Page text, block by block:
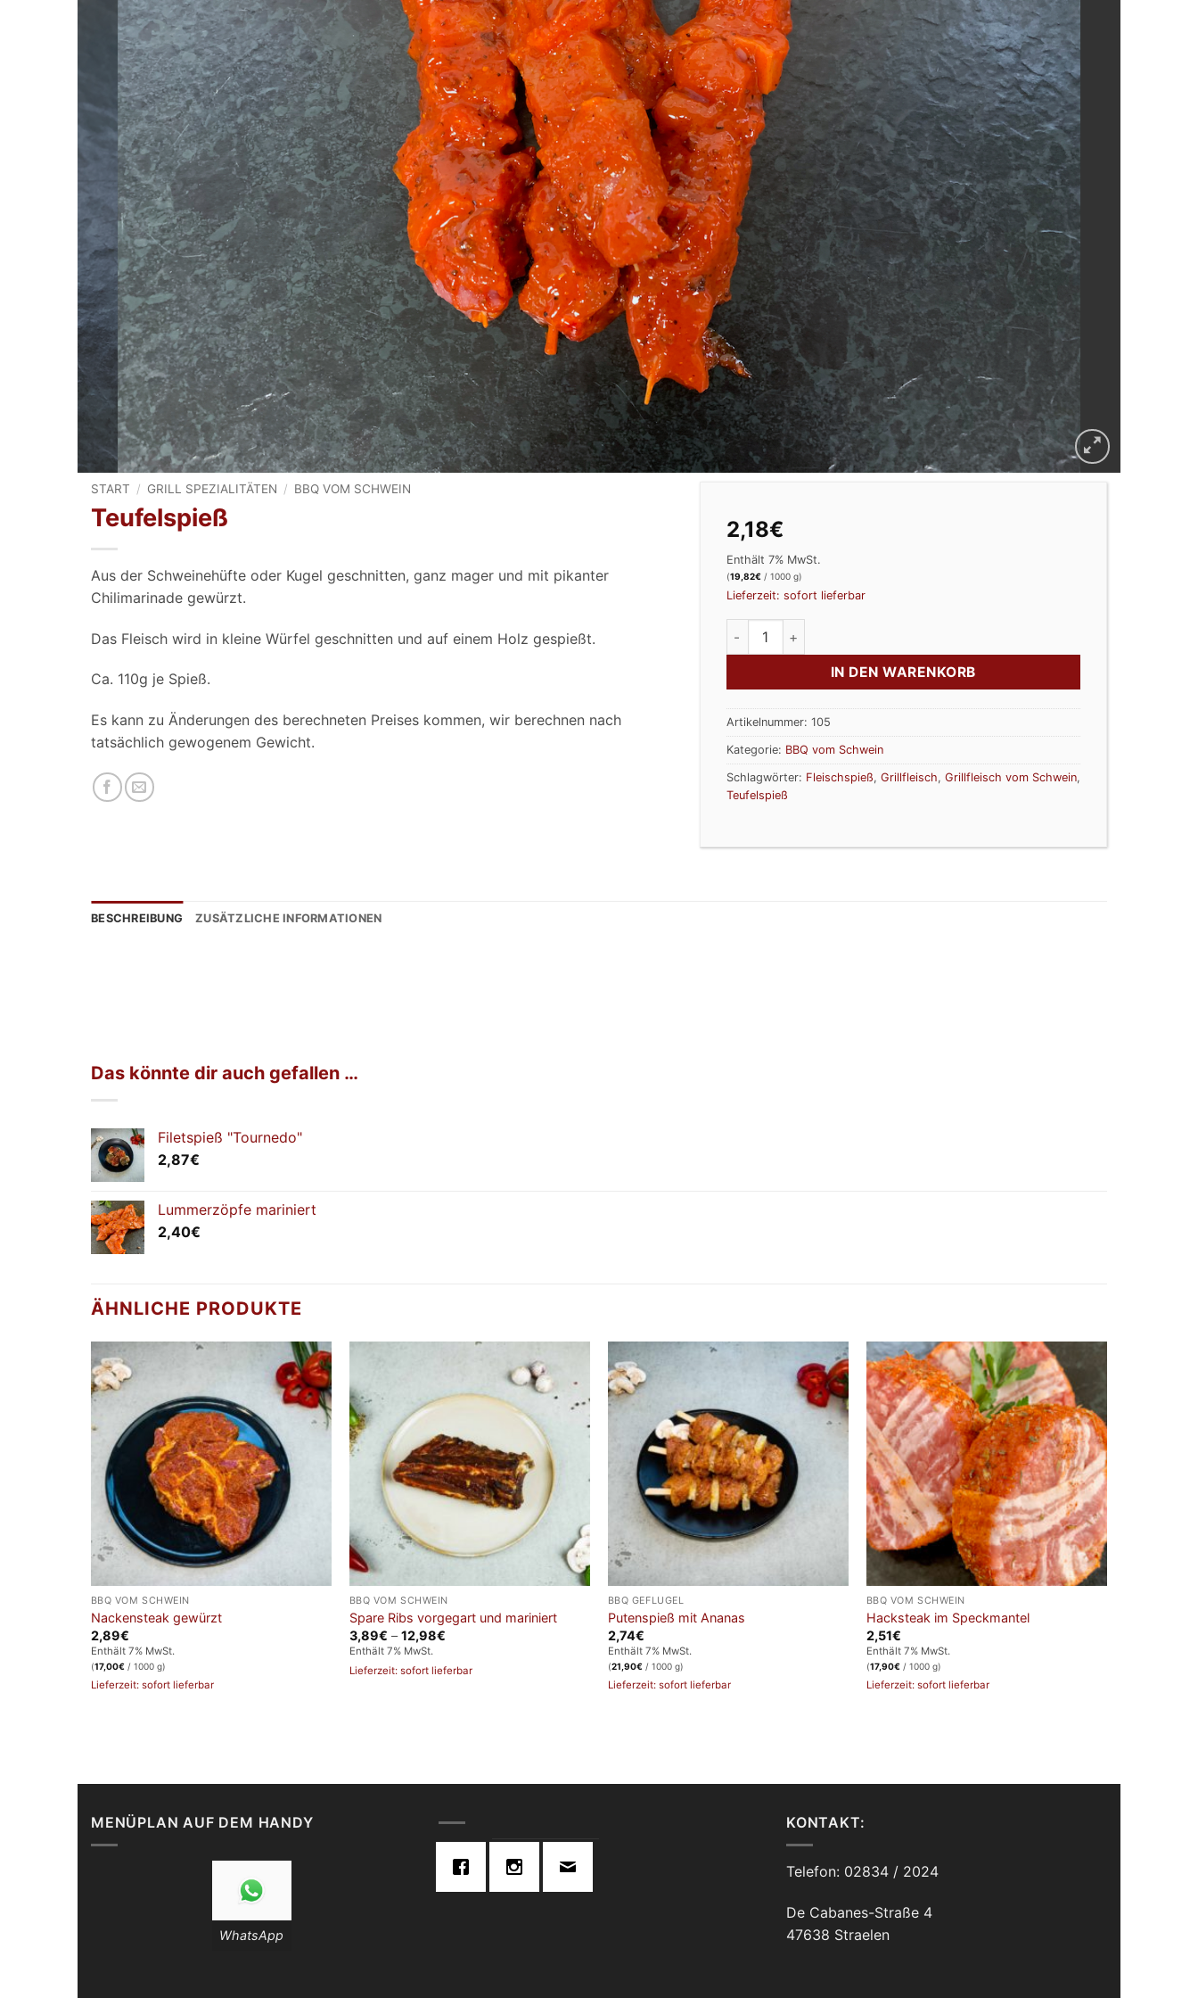
START / GRILL SPEZIALITÄTEN / BBQ VOM SCHWEIN
Teufelspieß
Aus der Schweinehüfte oder Kugel geschnitten, ganz mager und mit pikanter
Chilimarinade gewürzt.
Das Fleisch wird in kleine Würfel geschnitten und auf einem Holz gespießt.
Ca. 110g je Spieß.
Es kann zu Änderungen des berechneten Preises kommen, wir berechnen nach
tatsächlich gewogenem Gewicht.
2,18€
Enthält 7% MwSt.
(19,82€/ 1000 g)
Lieferzeit: sofort lieferbar
Teufelspieß Menge
IN DEN WARENKORB
Artikelnummer: 105
Kategorie: BBQ vom Schwein
Schlagwörter: Fleischspieß, Grillfleisch, Grillfleisch vom Schwein,
Teufelspieß
BESCHREIBUNG ZUSÄTZLICHE INFORMATIONEN
Das könnte dir auch gefallen …
Filetspieß "Tournedo"
2,87€
Lummerzöpfe mariniert
2,40€
ÄHNLICHE PRODUKTE
BBQ VOM SCHWEIN
Nackensteak gewürzt
2,89€
Enthält 7% MwSt.
(17,00€/ 1000 g)
Lieferzeit: sofort lieferbar
BBQ VOM SCHWEIN
Spare Ribs vorgegart und mariniert
3,89€ –12,98€Preisspanne:
12,98€
Enthält 7% MwSt.
Lieferzeit: sofort lieferbar
BBQ GEFLÜGEL
Putenspieß mit Ananas
2,74€
Enthält 7% MwSt.
(21,90€/ 1000 g)
Lieferzeit: sofort lieferbar
BBQ VOM SCHWEIN
Hacksteak im Speckmantel
2,51€
Enthält 7% MwSt.
(17,90€/ 1000 g)
Lieferzeit: sofort lieferbar
MENÜPLAN AUF DEM HANDY
WhatsApp
KONTAKT:
Telefon: 02834 / 2024
De Cabanes-Straße 4
47638 Straelen